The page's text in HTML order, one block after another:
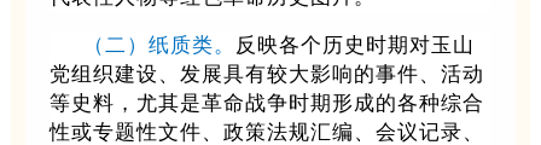
（二 ） 纸质类。
反映各个历史时期对玉山
党组织建设、发展具有较大影响的事件、活动
等史料，尤其是革命战争时期形成的各种综合
性或专题性文件、政策法规汇编、会议记录、